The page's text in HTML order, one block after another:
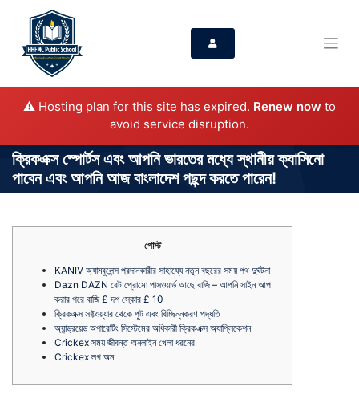
⚠️ Hosting plan for this site has expired. Renew now to
avoid service disruption.
ক্রিকএক্স স্পোর্টস এবং আপনি ভারতের মধ্যে স্থানীয় ক্যাসিনো
পাবেন এবং আপনি আজ বাংলাদেশ পছন্দ করতে পারেন!
পোস্ট
KANIV অ্যাম্বুলেন্স প্রদানকারীর সাহায্যে নতুন বছরের সময় পথ দুর্ঘটনা
Dazn DAZN বেট প্রোমো পাসওয়ার্ড আছে বাজি – আপনি সাইন আপ
করার পরে বাজি £ দশ স্কোর £ 10
ক্রিকএক্স সফ্টওয়্যার থেকে পুট এবং বিচ্ছিন্নকরণ পদ্ধতি
অ্যান্ড্রয়েড অপারেটিং সিস্টেমের অধিকারী ক্রিকএক্স অ্যাপ্লিকেশন
Crickex সময় জীবন্ত অনলাইন খেলা ধরনের
Crickex লগ অন